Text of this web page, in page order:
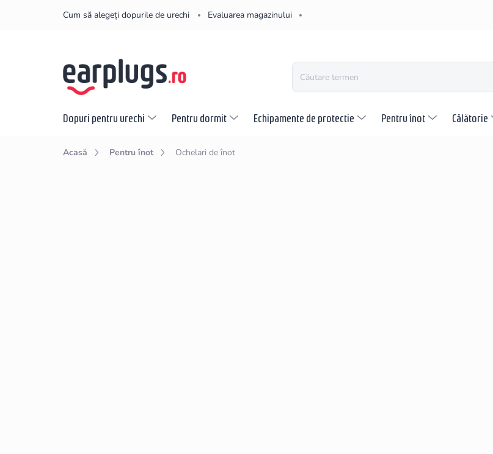
Cum să alegeți dopurile de urechi Evaluarea magazinului
Dopuri pentru urechi Pentru dormit Echipamente de protectie Pentru înot Călătorie
Acasă Pentru înot Ochelari de înot